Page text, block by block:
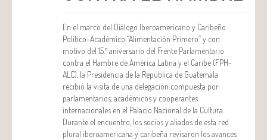
En el marco del Diálogo Iberoamericano y Caribeño
Político-Académico “Alimentación Primero” y con
motivo del 15.º aniversario del Frente Parlamentario
contra el Hambre de América Latina y el Caribe (FPH-
ALC), la Presidencia de la República de Guatemala
recibió la visita de una delegación compuesta por
parlamentarios, académicos y cooperantes
internacionales en el Palacio Nacional de la Cultura.
Durante el encuentro, los socios y aliados de esta red
plural iberoamericana y caribeña revisaron los avances